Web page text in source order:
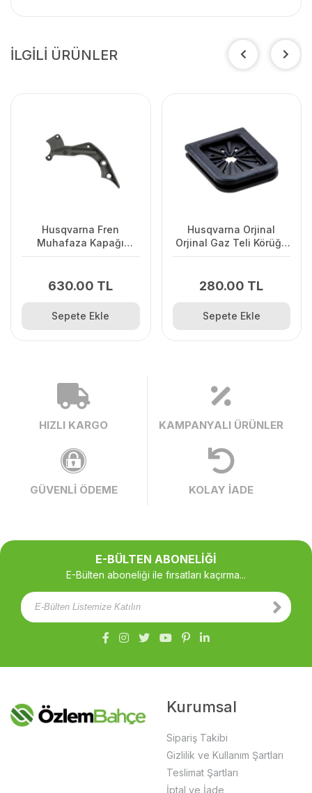
İLGİLİ ÜRÜNLER
Husqvarna Fren
Muhafaza Kapağı
630.00 TL
Sepete Ekle
Husqvarna Orjinal
Orjinal Gaz Teli Körüğü
280.00 TL
Sepete Ekle
HIZLI KARGO KAMPANYALI ÜRÜNLER
GÜVENLİ ÖDEME KOLAY İADE
E-BÜLTEN ABONELİĞİ
E-Bülten aboneliği ile fırsatları kaçırma...
Kurumsal
Sipariş Takibi
Gizlilik ve Kullanım Şartları
Teslimat Şartları
İptal ve İade